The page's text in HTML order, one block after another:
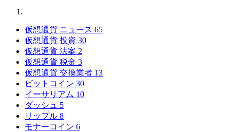
仮想通貨 ニュース 65
仮想通貨 投資 30
仮想通貨 法案 2
仮想通貨 税金 3
仮想通貨 交換業者 13
ビットコイン 30
イーサリアム 10
ダッシュ 5
リップル 8
モナーコイン 6